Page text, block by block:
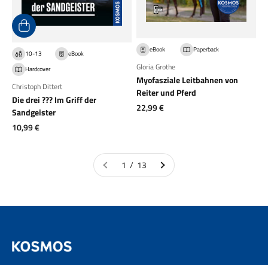
10-13
eBook
Hardcover
Christoph Dittert
Die drei ??? Im Griff der
Sandgeister
Angebot
10,99 €
eBook Paperback
Gloria Grothe
Myofasziale Leitbahnen von
Reiter und Pferd
Angebot
22,99 €
1 / 13